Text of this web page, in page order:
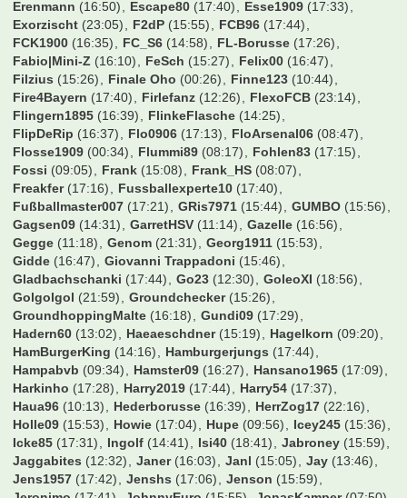
CWU_Flo(17:35) CWausM(15:56) Carlos1995(13:59)
Cem(17:09) Cemko92(16:34) CharlieKelly(17:39)
Chris35i(09:05) Chris96 (17:22) ChrisCros(10:36)
Chrisl22(14:21) Christian(17:43) Christian-BW(17:20)
Christian1205(17:19) Christian1887(17:32)
ChristianK(09:50) Christie(17:20)
Christoph27021900(17:13) Chrizb84(08:29)
Cody Rhodes(16:17) CoffeeG(12:30) Cohiba(17:28)
ConverseFCB(16:43) Cukinas(13:39) Cybaergizzle(15:52)
DSCFranky(23:08) Dachlatt1405(16:13) Dangermike
Daniel Düsentrieb(13:32) Daniel FCB(17:42)
Daniel V.(06:24) Daniel089(09:31) Daniel33 (07:01)
Danny1895(13:54) Deilginis(15:45) Demwyn(17:20)
Dennis21(10:49) DennisHopper(17:41) Der Hans
DerGast(12:48) DesertWolf(15:58) Dolly(17:17)
Domi85(15:23) Domi89(02:05) Domidomdom(13:44)
Don_Pao(16:49) Doppelpass(17:37) Dorfrocker
DrKnut(13:13) Dravil (13:34) Dropicz(17:43)
Dschorgo (10:51) Duffman0815(17:35) Dugdi(12:24)
EP-GH(17:00) ESVAUWE(17:06) EchteNummer10
EgalWohin09(16:04) Eggi91(15:49) EisTee(15:19)
ElBarto(17:23) ElbePower(14:57) Elmostar (23:07)
Erenmann(16:50) Escape80(17:40) Esse1909(17:33)
Exorzischt(23:05) F2dP(15:55) FCB96(17:44)
FCK1900(16:35) FC_S6(14:58) FL-Borusse(17:26)
Fabio|Mini-Z(16:10) FeSch(15:27) Felix00(16:47)
Filzius(15:26) Finale Oho(00:26) Finne123(10:44)